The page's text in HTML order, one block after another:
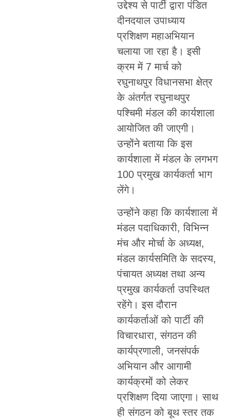
उद्देश्य से पार्टी द्वारा पंडित
दीनदयाल उपाध्याय
प्रशिक्षण महाअभियान
चलाया जा रहा है। इसी
क्रम में 7 मार्च को
रघुनाथपुर विधानसभा क्षेत्र
के अंतर्गत रघुनाथपुर
पश्चिमी मंडल की कार्यशाला
आयोजित की जाएगी।
उन्होंने बताया कि इस
कार्यशाला में मंडल के लगभग
100 प्रमुख कार्यकर्ता भाग
लेंगे।
उन्होंने कहा कि कार्यशाला में
मंडल पदाधिकारी, विभिन्न
मंच और मोर्चा के अध्यक्ष,
मंडल कार्यसमिति के सदस्य,
पंचायत अध्यक्ष तथा अन्य
प्रमुख कार्यकर्ता उपस्थित
रहेंगे। इस दौरान
कार्यकर्ताओं को पार्टी की
विचारधारा, संगठन की
कार्यप्रणाली, जनसंपर्क
अभियान और आगामी
कार्यक्रमों को लेकर
प्रशिक्षण दिया जाएगा। साथ
ही संगठन को बूथ स्तर तक